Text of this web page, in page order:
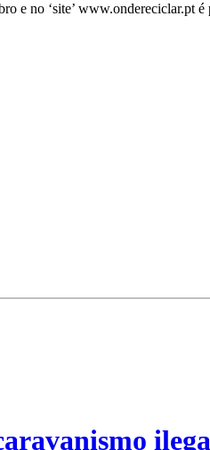
e no ‘site’ www.ondereciclar.pt